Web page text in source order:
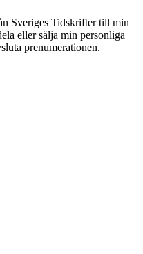
Sveriges Tidskrifter till min
eller sälja min personliga
prenumerationen.